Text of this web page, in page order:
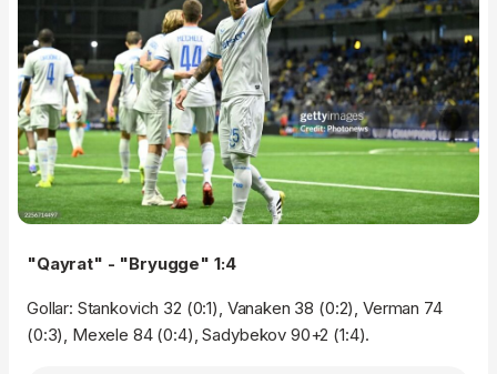
"Qayrat" - "Bryugge" 1:4
Gollar: Stankovich 32 (0:1), Vanaken 38 (0:2), Verman 74
(0:3), Mexele 84 (0:4), Sadybekov 90+2 (1:4).